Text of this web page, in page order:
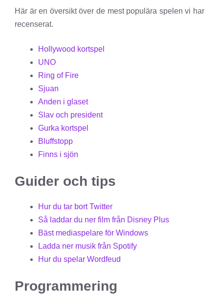
Här är en översikt över de mest populära spelen vi har
recenserat.
Hollywood kortspel
UNO
Ring of Fire
Sjuan
Anden i glaset
Slav och president
Gurka kortspel
Bluffstopp
Finns i sjön
Guider och tips
Hur du tar bort Twitter
Så laddar du ner film från Disney Plus
Bäst mediaspelare för Windows
Ladda ner musik från Spotify
Hur du spelar Wordfeud
Programmering